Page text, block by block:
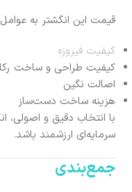
قیمت این انگشتر به
کیفیت فیروزه
کیفیت طراحی و ساخت
اصالت نگین
هزینه ساخت دست‌ساز
با انتخاب دقیق و اصولی،
سرمایه‌ای ارزشمند باشد.
جمع‌بندی